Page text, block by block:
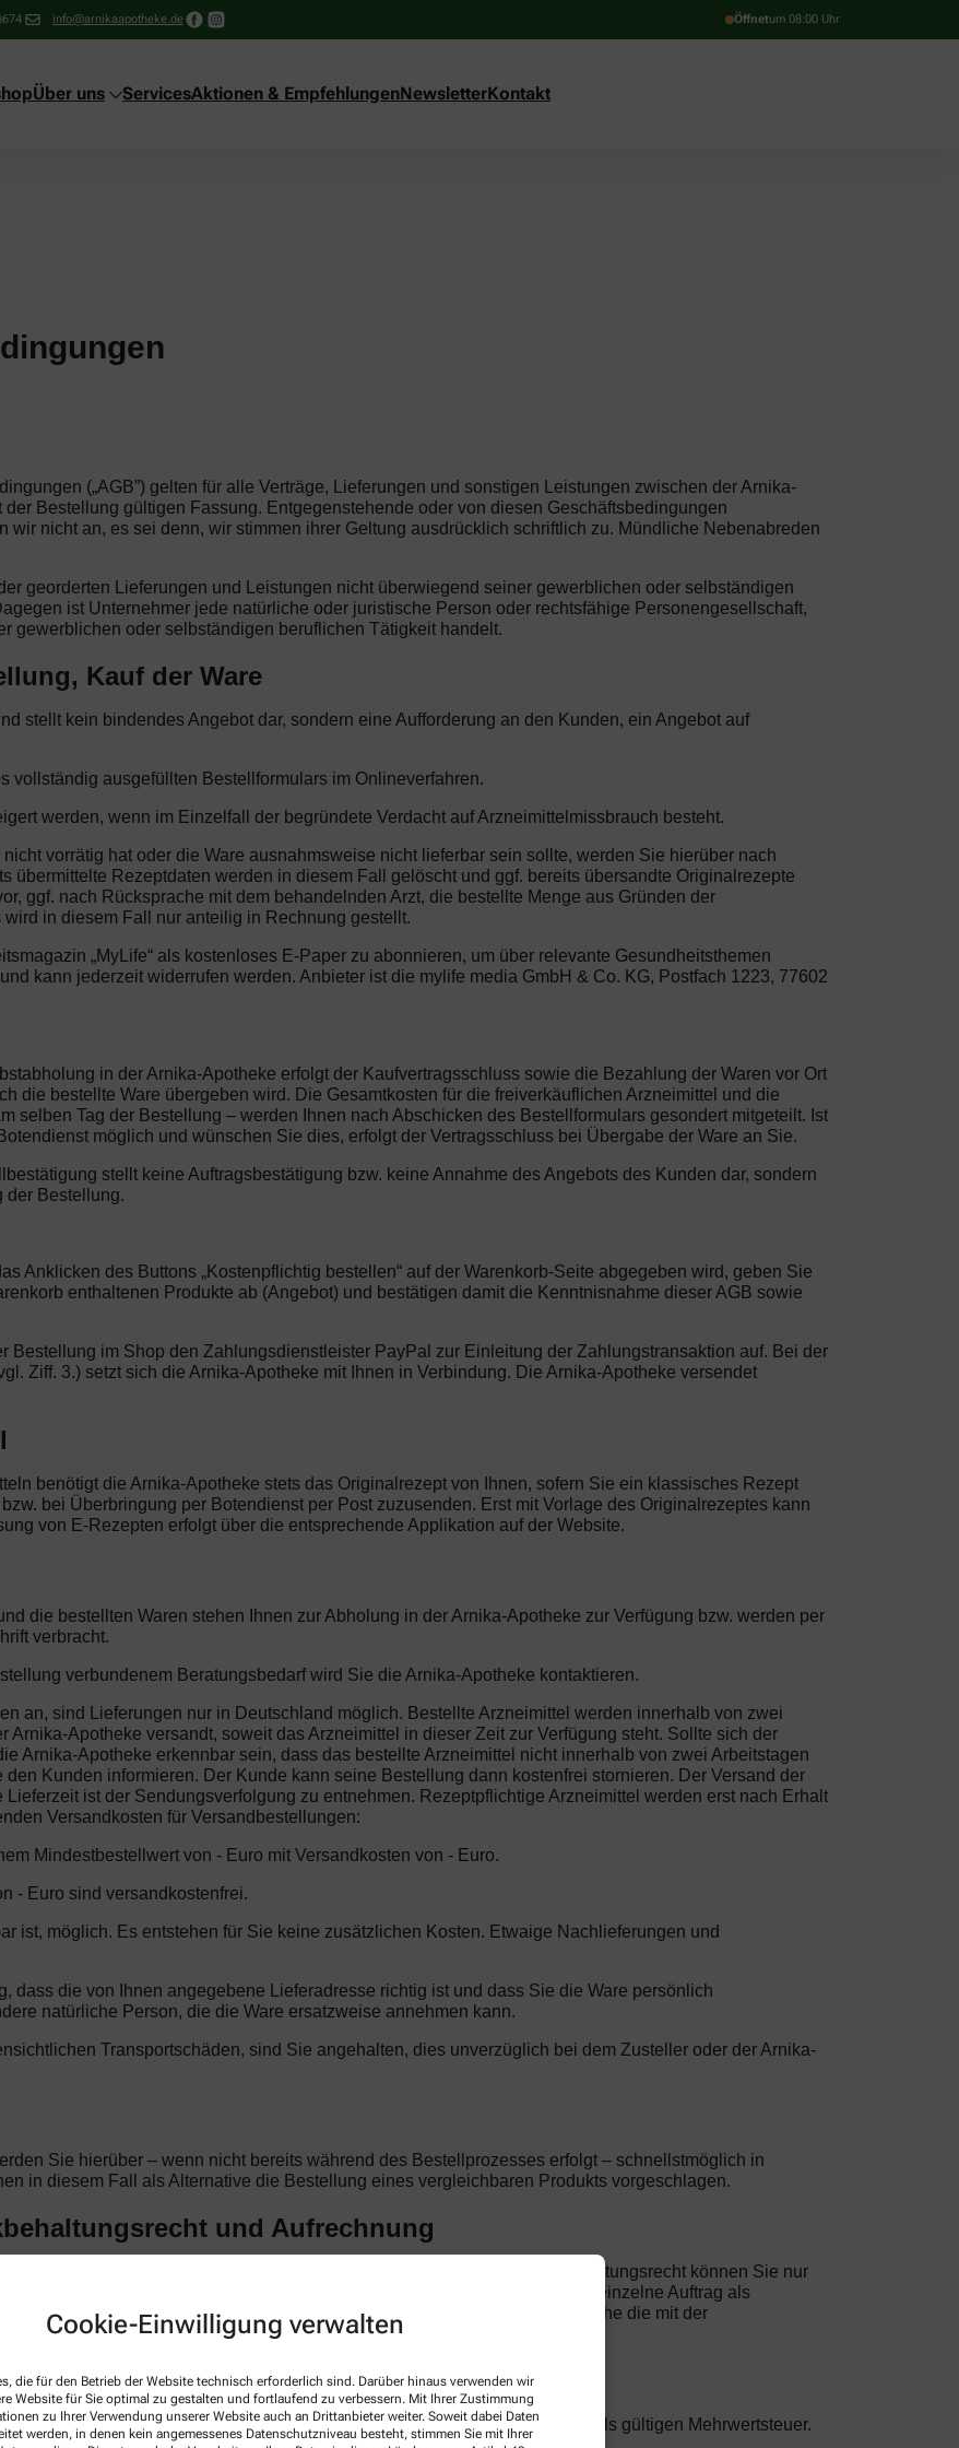
Cookie-Einwilligung verwalten
die für den Betrieb der Website technisch erforderlich sind. Darüber hinaus verwenden wir
Website für Sie optimal zu gestalten und fortlaufend zu verbessern. Mit Ihrer Zustimmung
zu Ihrer Verwendung unserer Website auch an Drittanbieter weiter. Soweit dabei Daten
werden, in denen kein angemessenes Datenschutzniveau besteht, stimmen Sie mit Ihrer
info@arnikaapotheke.de Öffnetum 08:00 Uhr
Über uns ServicesAktionen & EmpfehlungenNewsletterKontakt
(„AGB”) gelten für alle Verträge, Lieferungen und sonstigen Leistungen zwischen der Arnika-
Bestellung gültigen Fassung. Entgegenstehende oder von diesen Geschäftsbedingungen
nicht an, es sei denn, wir stimmen ihrer Geltung ausdrücklich schriftlich zu. Mündliche Nebenabreden
georderten Lieferungen und Leistungen nicht überwiegend seiner gewerblichen oder selbständigen
ist Unternehmer jede natürliche oder juristische Person oder rechtsfähige Personengesellschaft,
gewerblichen oder selbständigen beruflichen Tätigkeit handelt.
Kauf der Ware
stellt kein bindendes Angebot dar, sondern eine Aufforderung an den Kunden, ein Angebot auf
vollständig ausgefüllten Bestellformulars im Onlineverfahren.
werden, wenn im Einzelfall der begründete Verdacht auf Arzneimittelmissbrauch besteht.
vorrätig hat oder die Ware ausnahmsweise nicht lieferbar sein sollte, werden Sie hierüber nach
übermittelte Rezeptdaten werden in diesem Fall gelöscht und ggf. bereits übersandte Originalrezepte
ggf. nach Rücksprache mit dem behandelnden Arzt, die bestellte Menge aus Gründen der
in diesem Fall nur anteilig in Rechnung gestellt.
„MyLife“ als kostenloses E-Paper zu abonnieren, um über relevante Gesundheitsthemen
kann jederzeit widerrufen werden. Anbieter ist die mylife media GmbH & Co. KG, Postfach 1223, 77602
in der Arnika-Apotheke erfolgt der Kaufvertragsschluss sowie die Bezahlung der Waren vor Ort
die bestellte Ware übergeben wird. Die Gesamtkosten für die freiverkäuflichen Arzneimittel und die
selben Tag der Bestellung – werden Ihnen nach Abschicken des Bestellformulars gesondert mitgeteilt. Ist
möglich und wünschen Sie dies, erfolgt der Vertragsschluss bei Übergabe der Ware an Sie.
stellt keine Auftragsbestätigung bzw. keine Annahme des Angebots des Kunden dar, sondern
der Bestellung.
Anklicken des Buttons „Kostenpflichtig bestellen“ auf der Warenkorb-Seite abgegeben wird, geben Sie
enthaltenen Produkte ab (Angebot) und bestätigen damit die Kenntnisnahme dieser AGB sowie
Bestellung im Shop den Zahlungsdienstleister PayPal zur Einleitung der Zahlungstransaktion auf. Bei der
Ziff. 3.) setzt sich die Arnika-Apotheke mit Ihnen in Verbindung. Die Arnika-Apotheke versendet
benötigt die Arnika-Apotheke stets das Originalrezept von Ihnen, sofern Sie ein klassisches Rezept
bei Überbringung per Botendienst per Post zuzusenden. Erst mit Vorlage des Originalrezeptes kann
von E-Rezepten erfolgt über die entsprechende Applikation auf der Website.
die bestellten Waren stehen Ihnen zur Abholung in der Arnika-Apotheke zur Verfügung bzw. werden per
verbracht.
verbundenem Beratungsbedarf wird Sie die Arnika-Apotheke kontaktieren.
an, sind Lieferungen nur in Deutschland möglich. Bestellte Arzneimittel werden innerhalb von zwei
Apotheke versandt, soweit das Arzneimittel in dieser Zeit zur Verfügung steht. Sollte sich der
Arnika-Apotheke erkennbar sein, dass das bestellte Arzneimittel nicht innerhalb von zwei Arbeitstagen
Kunden informieren. Der Kunde kann seine Bestellung dann kostenfrei stornieren. Der Versand der
ist der Sendungsverfolgung zu entnehmen. Rezeptpflichtige Arzneimittel werden erst nach Erhalt
Versandkosten für Versandbestellungen:
Mindestbestellwert von - Euro mit Versandkosten von - Euro.
- Euro sind versandkostenfrei.
ist, möglich. Es entstehen für Sie keine zusätzlichen Kosten. Etwaige Nachlieferungen und
dass die von Ihnen angegebene Lieferadresse richtig ist und dass Sie die Ware persönlich
natürliche Person, die die Ware ersatzweise annehmen kann.
Transportschäden, sind Sie angehalten, dies unverzüglich bei dem Zusteller oder der Arnika-
Sie hierüber – wenn nicht bereits während des Bestellprozesses erfolgt – schnellstmöglich in
in diesem Fall als Alternative die Bestellung eines vergleichbaren Produkts vorgeschlagen.
und Aufrechnung
des Kaufpreises im Eigentum der Arnika-Apotheke. Ein Zurückbehaltungsrecht können Sie nur
beruhen. Im Falle laufender Geschäftsbeziehung gilt jeder einzelne Auftrag als
Apotheke anerkannte oder rechtskräftig festgestellte Forderungen, oder solche die mit der
Sie zur Aufrechnung.
Alle Preise sind Endpreise in Euro und verstehen sich inklusive der jeweils gültigen Mehrwertsteuer.